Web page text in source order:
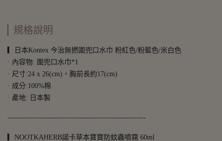
規格說明
▎日本Kontex 今治無撚圍兜口水巾 粉紅色/粉藍色/米白色
· 內容物: 圍兜口水巾*1
· 尺寸:24 x 26(cm)，胸前長約17(cm)
· 成分:100%棉
· 產地: 日本製
--------------------------------------------------------
▎NOOTKAHERB諾卡草本寶寶防蚊蟲噴霧 60ml